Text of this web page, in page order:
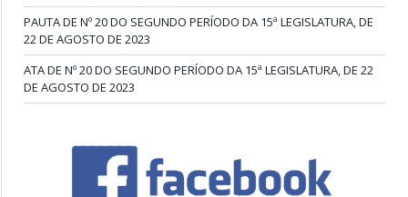
PAUTA DE Nº 20 DO SEGUNDO PERÍODO DA 15ª LEGISLATURA, DE
22 DE AGOSTO DE 2023
ATA DE Nº 20 DO SEGUNDO PERÍODO DA 15ª LEGISLATURA, DE 22
DE AGOSTO DE 2023